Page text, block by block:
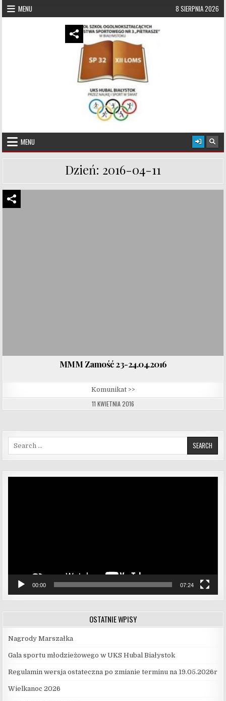
Skip to content
MENU 8 SIERPNIA 2026
UKS Hubal Białystok
MENU
Dzień: 2016-04-11
MMM Zamość 23-24.04.2016
Komunikat >>
11 KWIETNIA 2016
00:00 07:24
OSTATNIE WPISY
Nagrody Marszałka
Gala sportu młodzieżowego w UKS Hubal Białystok
Regulamin wersja ostateczna po zmianie terminu na 19.05.2026r
Wielkanoc 2026